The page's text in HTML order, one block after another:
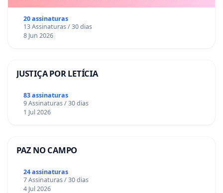
20 assinaturas
13 Assinaturas / 30 dias
8 Jun 2026
JUSTIÇA POR LETÍCIA
83 assinaturas
9 Assinaturas / 30 dias
1 Jul 2026
PAZ NO CAMPO
24 assinaturas
7 Assinaturas / 30 dias
4 Jul 2026